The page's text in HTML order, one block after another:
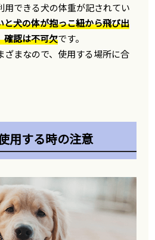
用できる犬の体重が記されてい
と犬の体が抱っこ紐から飛び出
確認は不可欠です。
ざまなので、使用する場所に合
用する時の注意